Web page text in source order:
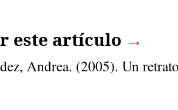
este artículo →
Andrea. (2005). Un